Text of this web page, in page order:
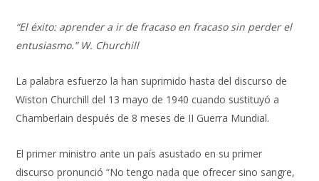
“El éxito: aprender a ir de fracaso en fracaso sin perder el
entusiasmo.” W. Churchill
La palabra esfuerzo la han suprimido hasta del discurso de
Wiston Churchill del 13 mayo de 1940 cuando sustituyó a
Chamberlain después de 8 meses de II Guerra Mundial.
El primer ministro ante un país asustado en su primer
discurso pronunció “No tengo nada que ofrecer sino sangre,